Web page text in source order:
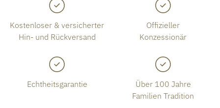
Kostenloser & versicherter
Hin- und Rückversand
Offizieller
Konzessionär
Echtheitsgarantie
Über 100 Jahre
Familien Tradition